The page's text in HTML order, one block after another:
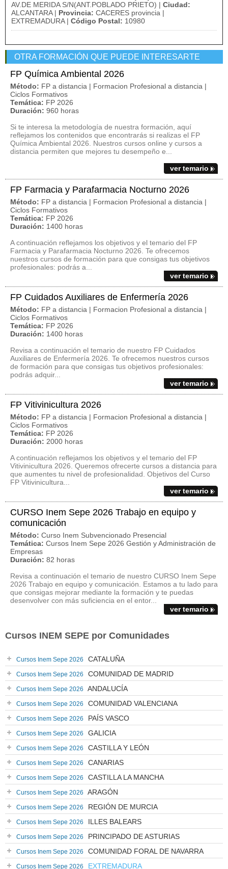
AV.DE MERIDA S/N(ANT.POBLADO PRIETO) | Ciudad:
ALCANTARA | Provincia: CACERES provincia |
EXTREMADURA | Código Postal: 10980
OTRA FORMACIÓN QUE PUEDE INTERESARTE
FP Química Ambiental 2026
Método: FP a distancia | Formacion Profesional a distancia |
Ciclos Formativos
Temática: FP 2026
Duración: 960 horas
Si te interesa la metodología de nuestra formación, aquí
reflejamos los contenidos que encontrarás si realizas el FP
Química Ambiental 2026. Nuestros cursos online y cursos a
distancia permiten que mejores tu desempeño e...
ver temario
FP Farmacia y Parafarmacia Nocturno 2026
Método: FP a distancia | Formacion Profesional a distancia |
Ciclos Formativos
Temática: FP 2026
Duración: 1400 horas
A continuación reflejamos los objetivos y el temario del FP
Farmacia y Parafarmacia Nocturno 2026. Te ofrecemos
nuestros cursos de formación para que consigas tus objetivos
profesionales: podrás a...
ver temario
FP Cuidados Auxiliares de Enfermería 2026
Método: FP a distancia | Formacion Profesional a distancia |
Ciclos Formativos
Temática: FP 2026
Duración: 1400 horas
Revisa a continuación el temario de nuestro FP Cuidados
Auxiliares de Enfermería 2026. Te ofrecemos nuestros cursos
de formación para que consigas tus objetivos profesionales:
podrás adquir...
ver temario
FP Vitivinicultura 2026
Método: FP a distancia | Formacion Profesional a distancia |
Ciclos Formativos
Temática: FP 2026
Duración: 2000 horas
A continuación reflejamos los objetivos y el temario del FP
Vitivinicultura 2026. Queremos ofrecerte cursos a distancia para
que aumentes tu nivel de profesionalidad. Objetivos del Curso
FP Vitivinicultura...
ver temario
CURSO Inem Sepe 2026 Trabajo en equipo y
comunicación
Método: Curso Inem Subvencionado Presencial
Temática: Cursos Inem Sepe 2026 Gestión y Administración de
Empresas
Duración: 82 horas
Revisa a continuación el temario de nuestro CURSO Inem Sepe
2026 Trabajo en equipo y comunicación. Estamos a tu lado para
que consigas mejorar mediante la formación y te puedas
desenvolver con más suficiencia en el entor...
ver temario
Cursos INEM SEPE por Comunidades
Cursos Inem Sepe 2026 CATALUÑA
Cursos Inem Sepe 2026 COMUNIDAD DE MADRID
Cursos Inem Sepe 2026 ANDALUCÍA
Cursos Inem Sepe 2026 COMUNIDAD VALENCIANA
Cursos Inem Sepe 2026 PAÍS VASCO
Cursos Inem Sepe 2026 GALICIA
Cursos Inem Sepe 2026 CASTILLA Y LEÓN
Cursos Inem Sepe 2026 CANARIAS
Cursos Inem Sepe 2026 CASTILLA LA MANCHA
Cursos Inem Sepe 2026 ARAGÓN
Cursos Inem Sepe 2026 REGIÓN DE MURCIA
Cursos Inem Sepe 2026 ILLES BALEARS
Cursos Inem Sepe 2026 PRINCIPADO DE ASTURIAS
Cursos Inem Sepe 2026 COMUNIDAD FORAL DE NAVARRA
Cursos Inem Sepe 2026 EXTREMADURA